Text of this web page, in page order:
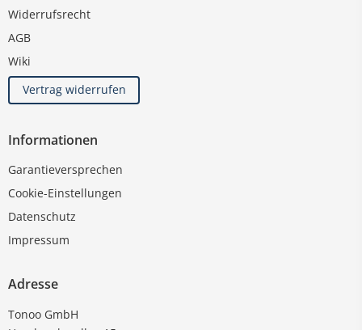
Widerrufsrecht
AGB
Wiki
Vertrag widerrufen
Informationen
Garantieversprechen
Cookie-Einstellungen
Datenschutz
Impressum
Adresse
Tonoo GmbH